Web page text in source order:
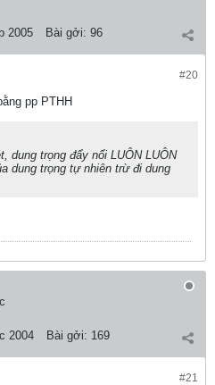
2005 Bài gởi: 96
#20
pp PTHH
dung trọng đẩy nổi LUÔN LUÔN
dung trọng tự nhiên trừ đi dung
2004 Bài gởi: 169
#21